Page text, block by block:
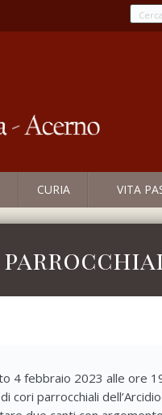
CURIA VITA
4 febbraio 2023 alle ore
parrocchiali